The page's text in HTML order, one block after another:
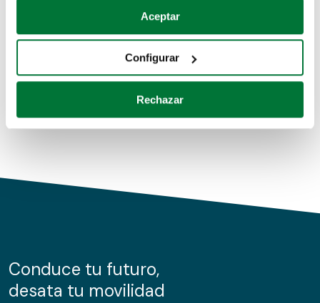
Si lo permite, también quisiéramos:
Recopilar información sobre su ubicación geográfica
Identificar su dispositivo analizándolo activamente
para buscar características específicas (huellas
Obtenga más información sobre cómo se procesan sus
de cookies.
información sobre el uso que haga del sitio web con
nuestros partners de redes sociales, publicidad y análisis
Aceptar
Configurar
Rechazar
Coches de km0
Conduce tu futuro,
desata tu movilidad